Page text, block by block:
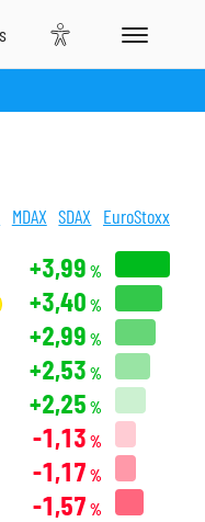
MDAX SDAX EuroStoxx
+3,99 %
+3,40 %
+2,99 %
+2,53 %
+2,25 %
-1,13 %
-1,17 %
-1,57 %